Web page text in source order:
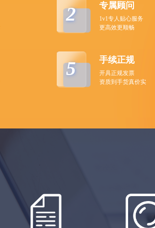
2 专属顾问
1v1专人贴心服务
更高效更顺畅
5 手续正规
开具正规发票
资质到手货真价实